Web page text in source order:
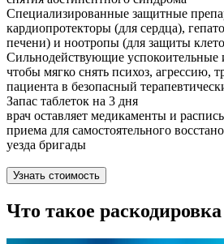
Специализированные защитные
кардиопротекторы (для сердца),
печени) и ноотропы (для защиты
Сильнодействующие успокоительные
чтобы мягко снять психоз, агрессию,
пациента в безопасный
Запас таблеток на 3 дня
врач оставляет медикаменты и
приема для самостоятельного
уезда бригады
Узнать стоимость
Что такое